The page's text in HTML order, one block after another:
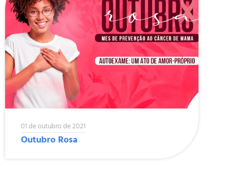
01 de outubro de 2021
Outubro Rosa